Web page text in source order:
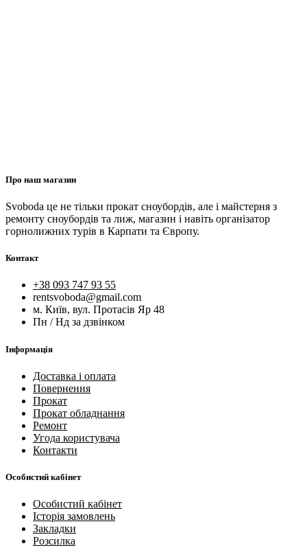
Про наш магазин
Svoboda це не тільки прокат сноубордів, але і майстерня з
ремонту сноубордів та лиж, магазин і навіть організатор
горнолижних турів в Карпати та Європу.
Контакт
+38 093 747 93 55
rentsvoboda@gmail.com
м. Київ, вул. Протасів Яр 48
Пн / Нд за дзвінком
Інформація
Доставка і оплата
Повернення
Прокат
Прокат обладнання
Ремонт
Угода користувача
Контакти
Особистий кабінет
Особистий кабінет
Історія замовлень
Закладки
Розсилка